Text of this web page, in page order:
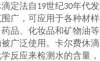
定法自 19世纪30年代
广，可应用于各种材样
品、化妆品和矿物油
广泛使用。卡尔费休
反应来检测水的含量